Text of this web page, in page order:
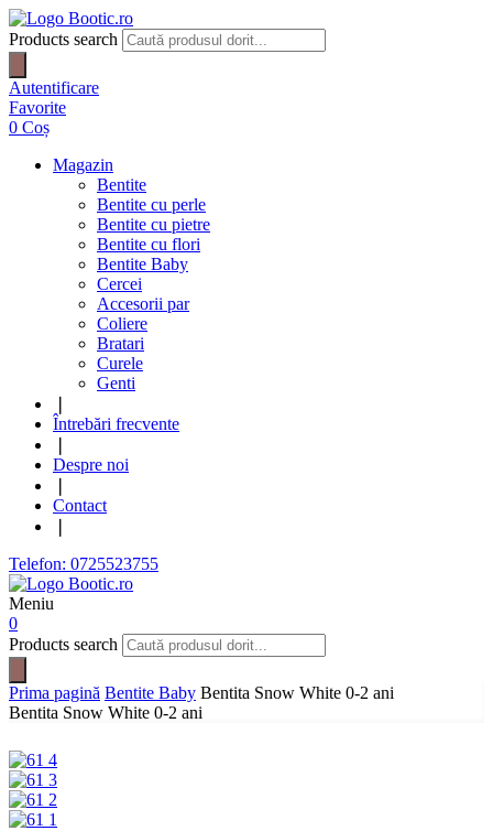
Products search
Autentificare
Favorite
0 Coș
Magazin
Bentite
Bentite cu perle
Bentite cu pietre
Bentite cu flori
Bentite Baby
Cercei
Accesorii par
Coliere
Bratari
Curele
Genti
Întrebări frecvente
Despre noi
Contact
Telefon: 0725523755
Meniu
0
Products search
Prima pagină Bentite Baby Bentita Snow White 0-2 ani
Bentita Snow White 0-2 ani